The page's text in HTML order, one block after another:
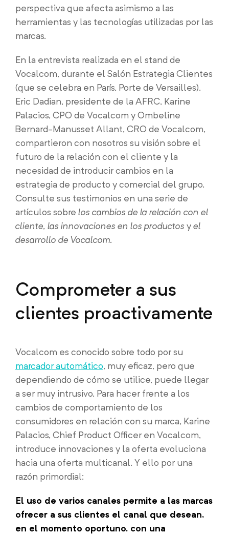
perspectiva que afecta asimismo a las
herramientas y las tecnologías utilizadas por las
marcas.
En la entrevista realizada en el stand de
Vocalcom, durante el Salón Estrategia Clientes
(que se celebra en París, Porte de Versailles),
Eric Dadian, presidente de la AFRC, Karine
Palacios, CPO de Vocalcom y Ombeline
Bernard-Manusset Allant, CRO de Vocalcom,
compartieron con nosotros su visión sobre el
futuro de la relación con el cliente y la
necesidad de introducir cambios en la
estrategia de producto y comercial del grupo.
Consulte sus testimonios en una serie de
artículos sobre los cambios de la relación con el
cliente, las innovaciones en los productos yel
desarrollo de Vocalcom.
Comprometer a sus
clientes proactivamente
Vocalcom es conocido sobre todo por su
marcador automático, muy eficaz, pero que
dependiendo de cómo se utilice, puede llegar
a ser muy intrusivo. Para hacer frente a los
cambios de comportamiento de los
consumidores en relación con su marca, Karine
Palacios, Chief Product Officer en Vocalcom,
introduce innovaciones y la oferta evoluciona
hacia una oferta multicanal. Y ello por una
razón primordial:
El uso de varios canales permite a las marcas
ofrecer a sus clientes el canal que desean,
en el momento oportuno, con una